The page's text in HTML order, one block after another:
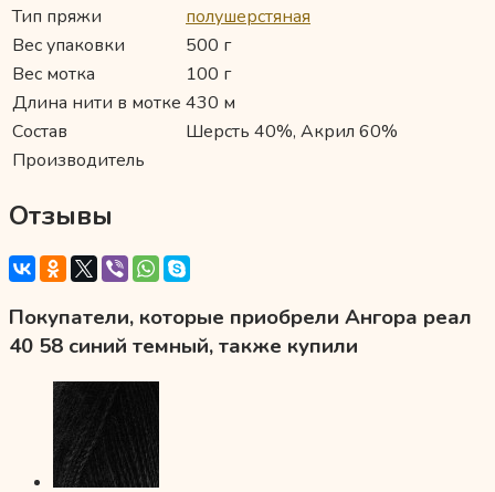
Тип пряжи
полушерстяная
Вес упаковки
500 г
Вес мотка
100 г
Длина нити в мотке 430 м
Состав
Шерсть 40%, Акрил 60%
Производитель
Отзывы
Покупатели, которые приобрели Ангора реал
40 58 синий темный, также купили